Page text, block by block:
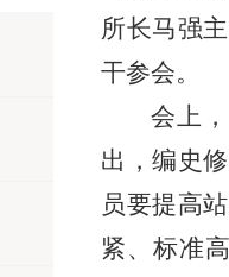
所长马强
干参会。
会上
出，编史
员要提高
紧、标准